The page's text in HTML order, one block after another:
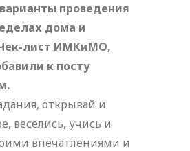
проведения
дома и
лист ИМКиМО,
к посту
открывай и
веселись, учись и
впечатлениями и